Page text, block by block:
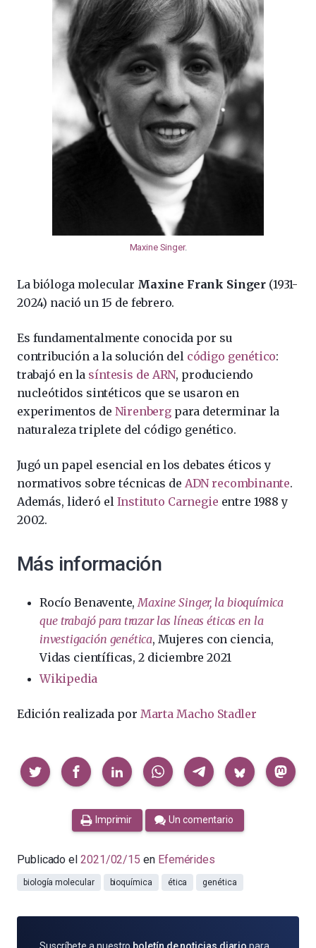
Maxine Singer.
La bióloga molecular Maxine Frank Singer (1931-
2024) nació un 15 de febrero.
Es fundamentalmente conocida por su
contribución a la solución del código genético:
trabajó en la síntesis de ARN, produciendo
nucleótidos sintéticos que se usaron en
experimentos de Nirenbergpara determinar la
naturaleza triplete del código genético.
Jugó un papel esencial en los debates éticos y
normativos sobre técnicas de ADN recombinante.
Además, lideró el Instituto Carnegie entre 1988 y
2002.
Más información
Rocío Benavente,Maxine Singer, la bioquímica
que trabajó para trazar las líneas éticas en la
investigación genética, Mujeres con ciencia,
Vidas científicas, 2 diciembre 2021
Wikipedia
Edición realizada por Marta Macho Stadler
Compartir
Imprimir Un comentario
Publicado el 2021/02/15 en Efemérides
biología molecular bioquímica ética genética
SUSCRÍBETE
Suscríbete a nuestro boletín de noticias diario para